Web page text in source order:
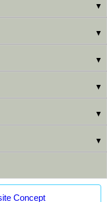
▼
▼
▼
▼
▼
▼
Concept